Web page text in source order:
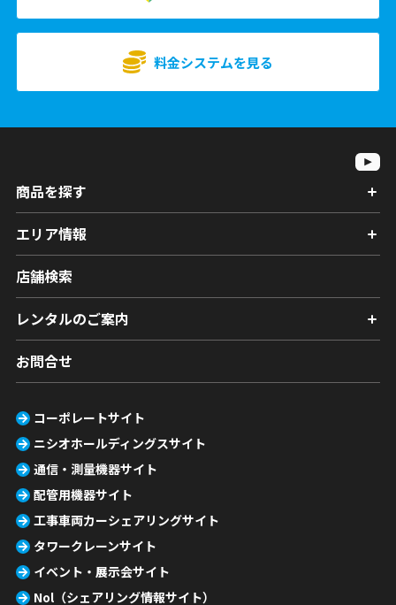
料金システムを見る
商品を探す
エリア情報
店舗検索
レンタルのご案内
お問合せ
コーポレートサイト
ニシオホールディングスサイト
通信・測量機器サイト
配管用機器サイト
工事車両カーシェアリングサイト
タワークレーンサイト
イベント・展示会サイト
Nol（シェアリング情報サイト）